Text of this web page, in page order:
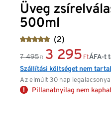
Üveg
500ml
(2)
7 495 Ft 3 295 Ft
Az elmúlt 30 nap
ÁFA-t
Szállítási költséget nem
Pillanatnyilag nem